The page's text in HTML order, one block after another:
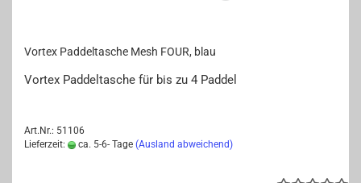
Vor­tex Pad­del­ta­sche Mesh FOUR, blau
Vor­tex Pad­del­ta­sche für bis zu 4 Pad­del
Art.Nr.: 51106
Lieferzeit:
ca. 5-6- Tage (Ausland abweichend)